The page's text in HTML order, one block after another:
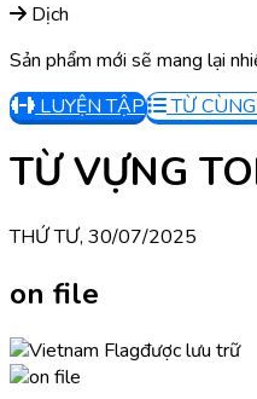
Dịch
Sản phẩm mới sẽ mang lại
LUYỆN TẬP
TỪ
TỪ VỰNG
THỨ TƯ, 30/07/2025
on file
được lưu trữ